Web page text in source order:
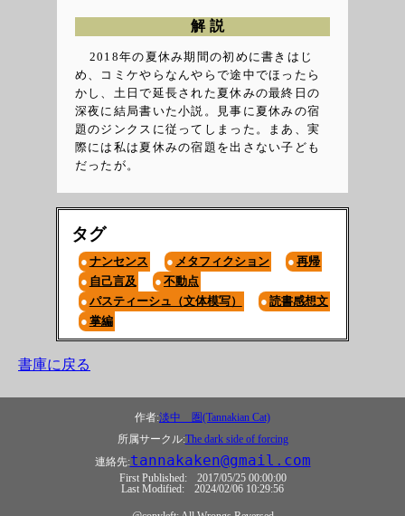
解説
2018年の夏休み期間の初めに書きはじ
め、コミケやらなんやらで途中でほったら
かし、土日で延長された夏休みの最終日の
深夜に結局書いた小説。見事に夏休みの宿
題のジンクスに従ってしまった。まあ、実
際には私は夏休みの宿題を出さない子ども
だったが。
タグ
ナンセンス メタフィクション
再帰
自己言及
不動点
パスティーシュ（文体模写）
読書感想文
掌編
書庫に戻る
作者:淡中 圏(Tannakian Cat)
所属サークル:The dark side of forcing
連絡先:tannakaken@gmail.com
First Published:
2017/05/25 00:00:00
Last Modified:
2024/02/06 10:29:56